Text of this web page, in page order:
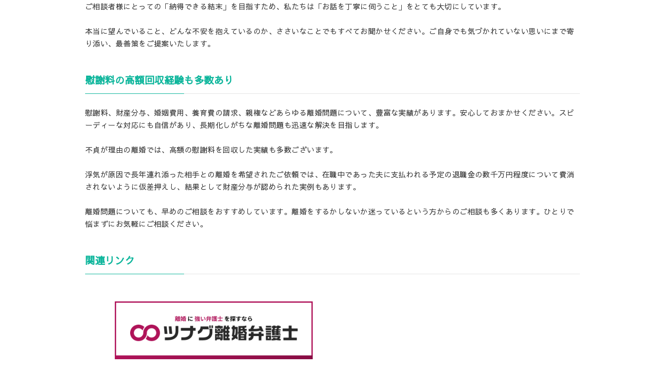
ご相談者様にとっての「納得できる結末」を目指すため、私たちは「お話を丁寧に伺うこと」をとても大切にしています。
本当に望んでいること、どんな不安を抱えているのか、ささいなことでもすべてお聞かせください。ご自身でも気づかれていない思いにまで寄
り添い、最善策をご提案いたします。
慰謝料の高額回収経験も多数あり
慰謝料、財産分与、婚姻費用、養育費の請求、親権などあらゆる離婚問題について、豊富な実績があります。安心しておまかせください。スピ
ーディーな対応にも自信があり、長期化しがちな離婚問題も迅速な解決を目指します。
不貞が理由の離婚では、高額の慰謝料を回収した実績も多数ございます。
浮気が原因で長年連れ添った相手との離婚を希望されたご依頼では、在職中であった夫に支払われる予定の退職金の数千万円程度について費消
されないように仮差押えし、結果として財産分与が認められた実例もあります。
離婚問題についても、早めのご相談をおすすめしています。離婚をするかしないか迷っているという方からのご相談も多くあります。ひとりで
悩まずにお気軽にご相談ください。
関連リンク